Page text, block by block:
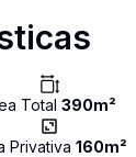
Total 390m²
Privativa 160m²